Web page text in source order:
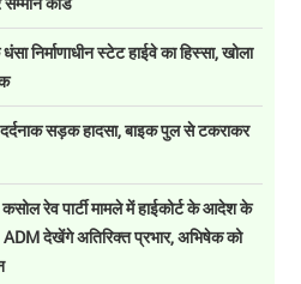
निर्माणाधीन स्टेट हाईवे का हिस्सा, खोला
सड़क हादसा, बाइक पुल से टकराकर
रेव पार्टी मामले में हाईकोर्ट के आदेश के
देखेंगे अतिरिक्त प्रभार, अभिषेक को